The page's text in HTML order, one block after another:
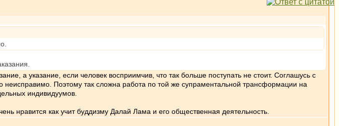
а указание, если человек восприимчив, что так больше поступать не стоит. Соглашусь с
неисправимо. Поэтому так сложна работа по той же супраментальной трансформации на
индивидуумов.
нравится как учит буддизму Далай Лама и его общественная деятельность.